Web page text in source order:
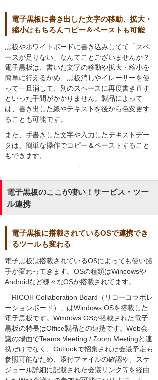
電子黒板に書き出した文字の移動、拡大・
縮小はもちろんコピー＆ペーストも可能
黒板やホワイトボードに書き込みしてて「スペ
ースが足りない」なんてことございませんか？
電子黒板は、書いた文字の移動や拡大・縮小を
簡単に行えるがめ、黒板消しやイレーサーを使
って一旦消して、別のスペースに再度書き直す
といった手間がかかりません。製品によって
は、書き出した線やテキストを後から色変更す
ることも可能です。
また、手書きした文字や入力したテキストデー
タは、簡単な操作でコピー＆ペーストすること
もできます。
電子黒板のここが凄い！サービス・ツー
ル連携
電子黒板に搭載されているOSで連携でき
るツールも変わる
電子黒板は搭載されているOSによっても使い勝
手が変わってきます。OSの種類はWindowsや
Androidなど様々なOSが搭載されてます。
「RICOH Collaboration Board（リコーコラボレ
ーションボード）」はWindows OSを搭載した
電子黒板です。Windows OSが搭載された電子
黒板の特長はOffice製品との連携です。Web会
議の場面でTeams Meeting / Zoom Meetingと連
携だけでなく、Outlookで招集された会議予定も
参照可能なため、添付ファイルの確認や、スケ
ジュール詳細に記載された会議リンク等を経由